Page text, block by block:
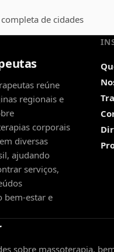
de cidades
reúne
regionais e
corporais
diversas
ajudando
serviços,
bem-estar e
sobre massoterapia,